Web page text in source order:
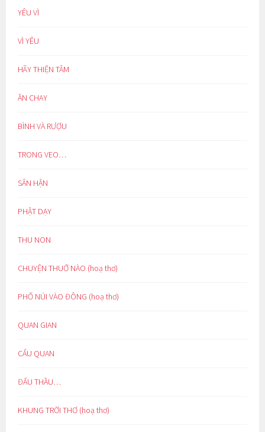
YÊU VÌ
VÌ YÊU
HÃY THIỆN TÂM
ĂN CHAY
BÌNH VÀ RƯỢU
TRONG VEO…
SÂN HẬN
PHẬT DẠY
THU NON
CHUYỆN THUỞ NÀO (hoạ thơ)
PHỐ NÚI VÀO ĐÔNG (hoạ thơ)
QUAN GIAN
CẨU QUAN
ĐẤU THẦU…
KHUNG TRỜI THƠ (hoạ thơ)